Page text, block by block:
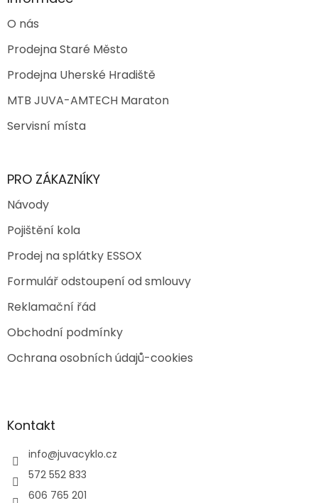
O nás
Prodejna Staré Město
Prodejna Uherské Hradiště
MTB JUVA-AMTECH Maraton
Servisní místa
PRO ZÁKAZNÍKY
Návody
Pojištění kola
Prodej na splátky ESSOX
Formulář odstoupení od smlouvy
Reklamační řád
Obchodní podmínky
Ochrana osobních údajů-cookies
Kontakt
info@juvacyklo.cz
572 552 833
606 765 201